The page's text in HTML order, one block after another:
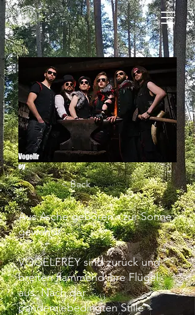
Vogelfr
ey
< Back
Aus Asche geboren - zur Sonne
gewandt
VOGELFREY sind zurück und
breiten flammend ihre Flügel
aus. Nach der
pandemiebedingten Stille